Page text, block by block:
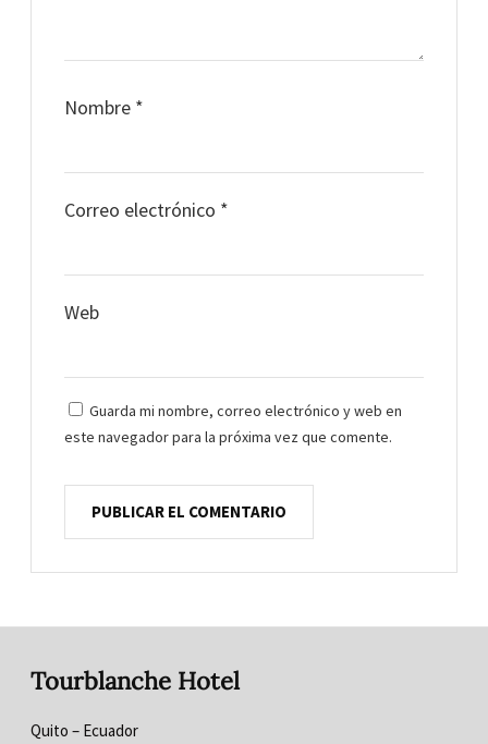
Nombre *
Correo electrónico *
Web
Guarda mi nombre, correo electrónico y web en
este navegador para la próxima vez que comente.
Tourblanche Hotel
Quito – Ecuador